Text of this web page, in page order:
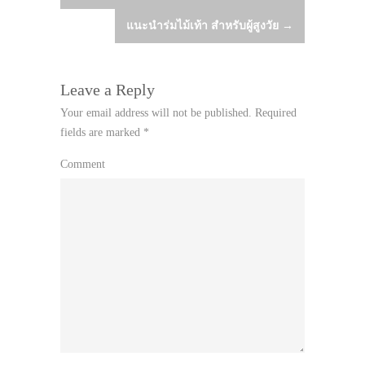
navigationแนะนำร่มไม้เท้า สำหรับผู้สูงวัย →
Leave a Reply
Your email address will not be published. Required
fields are marked *
Comment